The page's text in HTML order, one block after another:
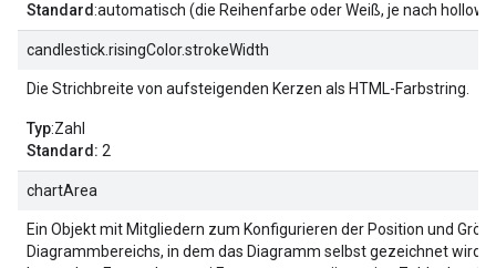
Standard:automatisch (die Reihenfarbe oder Weiß, je nach
candlestick.risingColor.strokeWidth
Die Strichbreite von aufsteigenden Kerzen als HTML-Farbstring.
Typ:Zahl
Standard: 2
chartArea
Ein Objekt mit Mitgliedern zum Konfigurieren der Position und
Diagrammbereichs, in dem das Diagramm selbst gezeichnet wird,